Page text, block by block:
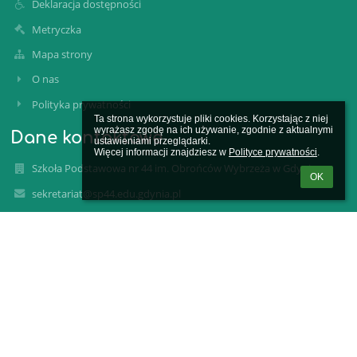
Ta strona wykorzystuje pliki cookies. Korzystając z niej
wyrażasz zgodę na ich używanie, zgodnie z aktualnymi
ustawieniami przeglądarki.
Więcej informacji znajdziesz w Polityce prywatności.
OK
Deklaracja dostępności
Metryczka
Mapa strony
O nas
Polityka prywatności
Dane kontaktowe
Szkoła Podstawowa nr 44 im. Obrońców Wybrzeża w Gdyni
sekretariat@sp44.edu.gdynia.pl